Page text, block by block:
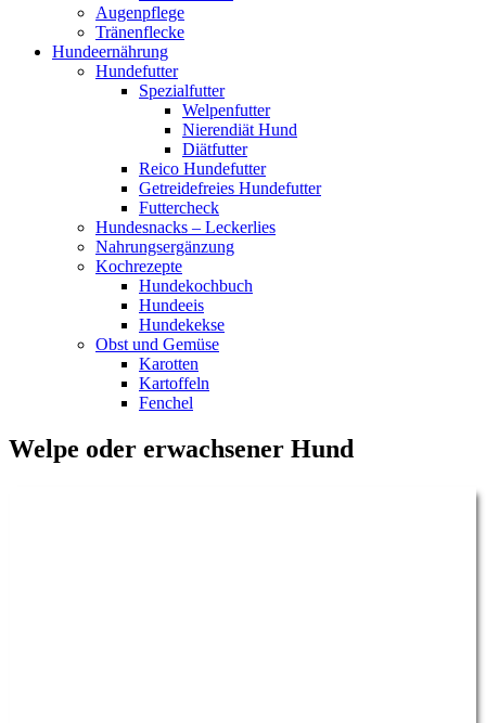
Augenpflege
Tränenflecke
Hundeernährung
Hundefutter
Spezialfutter
Welpenfutter
Nierendiät Hund
Diätfutter
Reico Hundefutter
Getreidefreies Hundefutter
Futtercheck
Hundesnacks – Leckerlies
Nahrungsergänzung
Kochrezepte
Hundekochbuch
Hundeeis
Hundekekse
Obst und Gemüse
Karotten
Kartoffeln
Fenchel
Welpe oder erwachsener Hund